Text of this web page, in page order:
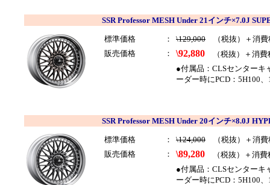
SSR Professor MESH Under 21インチ×7.0J
標準価格 ： \129,000 （税抜）＋消費
販売価格
： \92,880 （税抜）＋消費
●付属品：CLSセンター
ーダー時にPCD：5H100
SSR Professor MESH Under 20インチ×8.0J
標準価格 ： \124,000 （税抜）＋消費
販売価格
： \89,280 （税抜）＋消費
●付属品：CLSセンター
ーダー時にPCD：5H100